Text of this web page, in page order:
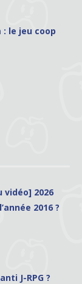
: le jeu coop
vidéo] 2026
2016 ?
J-RPG ?